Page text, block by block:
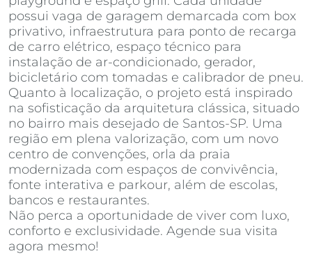
possui vaga de garagem demarcada com box
privativo, infraestrutura para ponto de recarga
de carro elétrico, espaço técnico para
instalação de ar-condicionado, gerador,
bicicletário com tomadas e calibrador de pneu.
Quanto à localização, o projeto está inspirado
na sofisticação da arquitetura clássica, situado
no bairro mais desejado de Santos-SP. Uma
região em plena valorização, com um novo
centro de convenções, orla da praia
modernizada com espaços de convivência,
fonte interativa e parkour, além de escolas,
bancos e restaurantes.
Não perca a oportunidade de viver com luxo,
conforto e exclusividade. Agende sua visita
agora mesmo!